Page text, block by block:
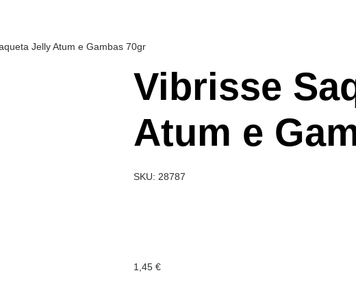
Jelly Atum e Gambas 70gr
Vibrisse
Atum e
SKU: 28787
1,45 €